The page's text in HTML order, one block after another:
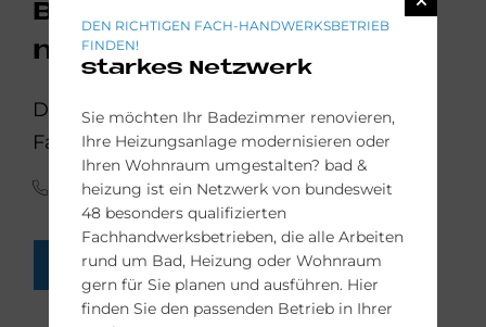
Badezimmer
modernisieren?
Die Bad-Experten der bad & heizung
Fachbetriebe helfen Ihnen gern weiter:
(0341) 30 85 45 65
FACH-HANDWERKER FINDEN
DEN RICHTIGEN FACH-HANDWERKSBETRIEB
FINDEN!
starkes Netzwerk
Sie möchten Ihr Badezimmer renovieren,
Ihre Heizungsanlage modernisieren oder
Ihren Wohnraum umgestalten? bad &
heizung ist ein Netzwerk von bundesweit
48 besonders qualifizierten
Fachhandwerksbetrieben, die alle Arbeiten
rund um Bad, Heizung oder Wohnraum
gern für Sie planen und ausführen. Hier
finden Sie den passenden Betrieb in Ihrer